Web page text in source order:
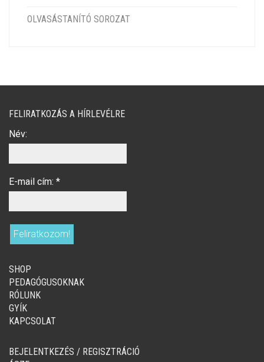
OLVASÁSTANÍTÓ SOROZAT
FELIRATKOZÁS A HÍRLEVÉLRE
Név:
E-mail cím: *
SHOP
PEDAGÓGUSOKNAK
RÓLUNK
GYÍK
KAPCSOLAT
BEJELENTKEZÉS / REGISZTRÁCIÓ